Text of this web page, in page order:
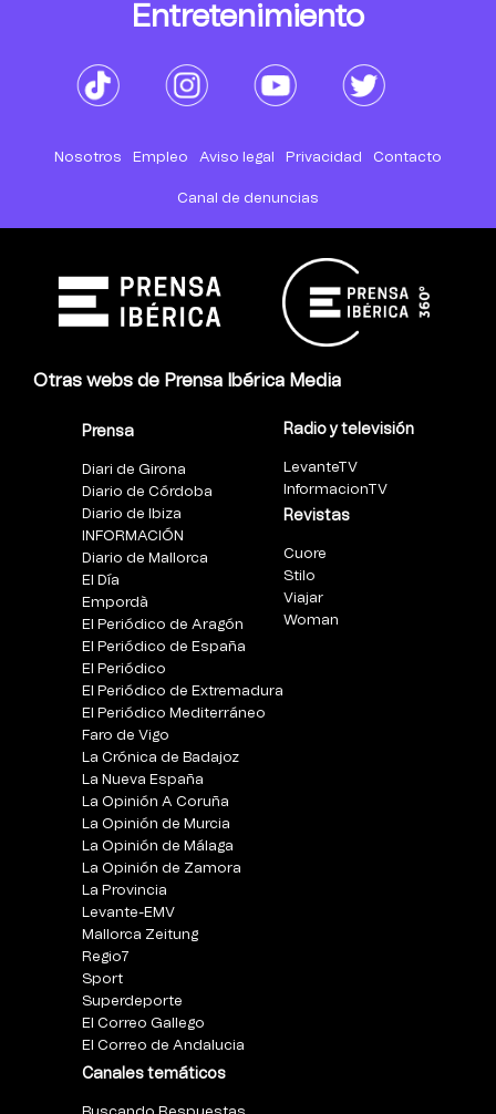
Entretenimiento
Nosotros Empleo Aviso legal Privacidad Contacto
Canal de denuncias
Otras webs de Prensa Ibérica Media
Prensa
Diari de Girona
Diario de Córdoba
Diario de Ibiza
INFORMACIÓN
Diario de Mallorca
El Día
Empordà
El Periódico de Aragón
El Periódico de España
El Periódico
El Periódico de Extremadura
El Periódico Mediterráneo
Faro de Vigo
La Crónica de Badajoz
La Nueva España
La Opinión A Coruña
La Opinión de Murcia
La Opinión de Málaga
La Opinión de Zamora
La Provincia
Levante-EMV
Mallorca Zeitung
Regio7
Sport
Superdeporte
El Correo Gallego
El Correo de Andalucia
Canales temáticos
Radio y televisión
LevanteTV
InformacionTV
Revistas
Cuore
Stilo
Viajar
Woman